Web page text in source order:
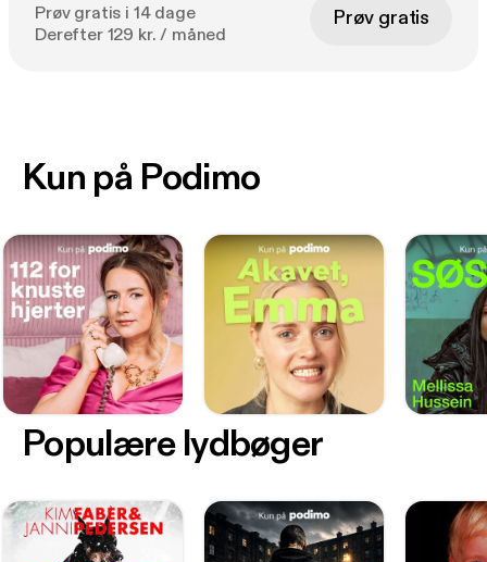
Prøv gratis i 14 dage
Derefter 129 kr. / måned
Prøv gratis
Kun på Podimo
Populære lydbøger